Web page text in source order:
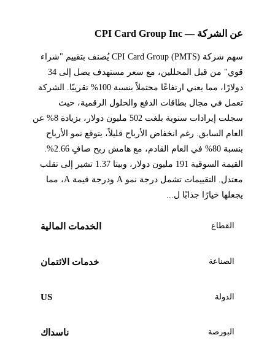
عن الشركة — CPI Card Group Inc
سهم شركة CPI Card Group (PMTS) يُصنف بتقييم "شراء
قوي" من قبل المحللين، مع سعر مستهدف يصل إلى 34
دولارًا، مما يعني ارتفاعًا محتملاً بنسبة 100% تقريبًا. الشركة
تعمل في مجال بطاقات الدفع والحلول الرقمية، حيث
سجلت إيرادات سنوية بلغت 502 مليون دولار، بزيادة 8% عن
العام السابق. رغم انخفاض الأرباح قليلاً، يتوقع نمو الأرباح
بنسبة 80% في العام القادم، مع هامش ربح صافٍ 2.66%.
القيمة السوقية 191 مليون دولار، وبيتا 1.37 تشير إلى تقلب
معتدل. التقييمات تشمل درجة نمو A ودرجة قيمة A، مما
يجعلها خيارًا جذابًا ل...
القطاع الخدمات المالية
الصناعة خدمات الائتمان
الدولة US
البورصة ناسداك